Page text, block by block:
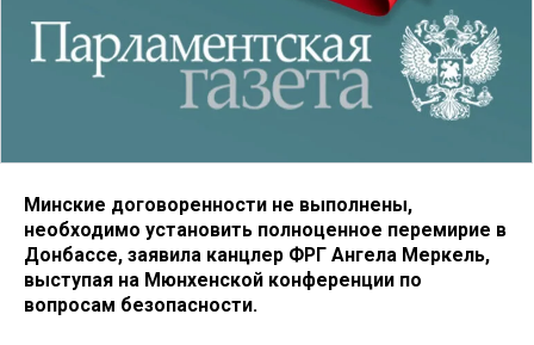
Минские договоренности не выполнены,
необходимо установить полноценное перемирие в
Донбассе, заявила канцлер ФРГ Ангела Меркель,
выступая на Мюнхенской конференции по
вопросам безопасности.